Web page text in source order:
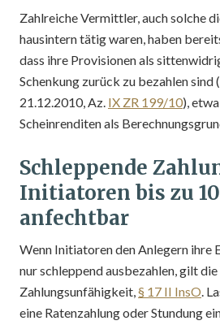
Zahlreiche Vermittler, auch solche
hausintern tätig waren, haben
dass ihre Provisionen als
Schenkung zurück zu bezahlen
21.12.2010, Az. IX ZR 199/10),
Scheinrenditen als
Schleppende
Initiatoren bis zu
anfechtbar
Wenn Initiatoren den Anlegern ihre
nur schleppend ausbezahlen, gilt
Zahlungsunfähigkeit,§ 17 II InsO.
eine Ratenzahlung oder Stundung